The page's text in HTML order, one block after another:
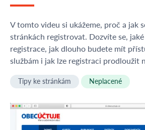
V tomto videu si ukážeme, proč a jak
stránkách registrovat. Dozvíte se,
registrace, jak dlouho budete mít
službám i jak lze registraci prodloužit
Tipy ke stránkám Neplacené